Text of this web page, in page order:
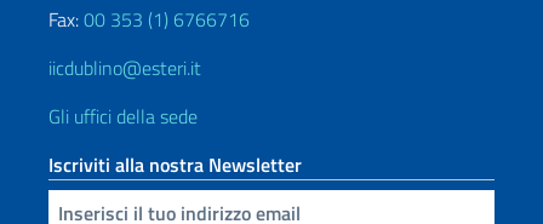
Fax:00 353 (1) 6766716
iicdublino@esteri.it
Gli uffici della sede
Iscriviti alla nostra Newsletter
Inserisci la tua email